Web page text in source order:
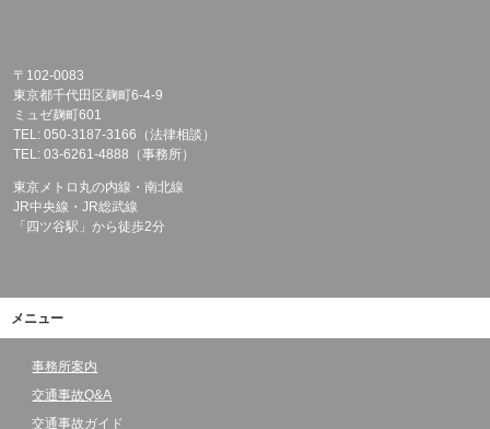
〒102-0083
東京都千代田区麹町6-4-9
ミュゼ麹町601
TEL: 050-3187-3166（法律相談）
TEL: 03-6261-4888（事務所）
東京メトロ丸の内線・南北線
JR中央線・JR総武線
「四ツ谷駅」から徒歩2分
メニュー
事務所案内
交通事故Q&A
交通事故ガイド